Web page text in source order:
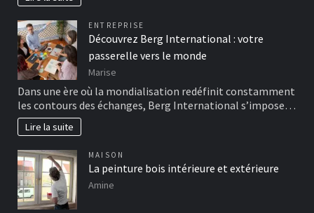
ENTREPRISE
Découvrez Berg International : votre
passerelle vers le monde
Marise
Dans une ère où la mondialisation redéfinit constamment
les contours des échanges, Berg International s’impose…
Lire la suite
MAISON
La peinture bois intérieure et extérieure
Amine